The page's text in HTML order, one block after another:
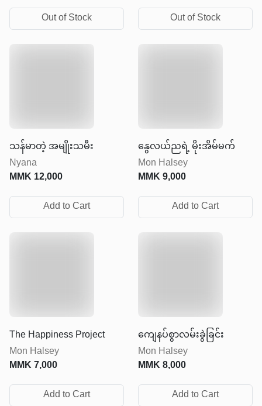
Out of Stock
Out of Stock
သန်မာတဲ့ အမျိုးသမီး
Nyana
MMK12,000
Add to Cart
နွေလယ်ညရဲ့ မိုးအိမ်မက်
Mon Halsey
MMK9,000
Add to Cart
The Happiness Project
Mon Halsey
MMK7,000
Add to Cart
ကျေနပ်စွာလမ်းခွဲခြင်း
Mon Halsey
MMK8,000
Add to Cart